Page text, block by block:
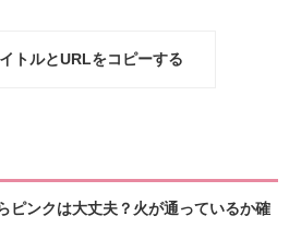
トルとURLをコピーする
ピンクは大丈夫？火が通っているか確